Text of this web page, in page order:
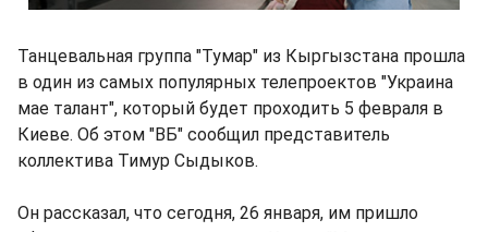
Танцевальная группа "Тумар" из Кыргызстана прошла
в один из самых популярных телепроектов "Украина
мае талант", который будет проходить 5 февраля в
Киеве. Об этом "ВБ" сообщил представитель
коллектива Тимур Сыдыков.
Он рассказал, что сегодня, 26 января, им пришло